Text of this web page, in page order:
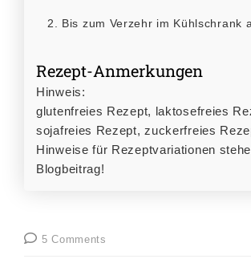
Bis zum Verzehr im Kühlschrank
Rezept-Anmerkungen
Hinweis:
glutenfreies Rezept, laktosefreies
sojafreies Rezept, zuckerfreies
Hinweise für Rezeptvariationen
Blogbeitrag!
5 Comments